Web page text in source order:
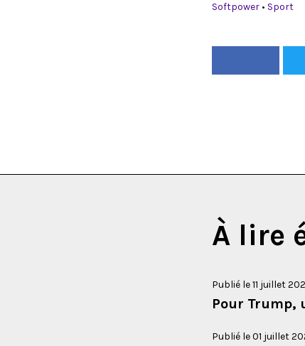
Softpower • Sport
À lire
Publié le 11 juillet
Pour Trump,
Publié le 01 juillet